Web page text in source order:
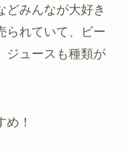
どみんなが大好き
られていて、ビー
ジュースも種類が
！